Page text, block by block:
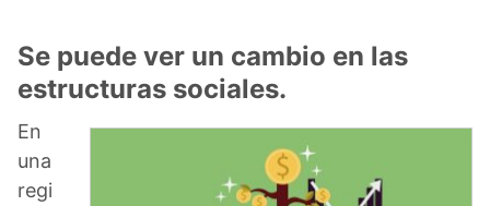
Se puede ver un cambio en las
estructuras sociales.
En
una
regi